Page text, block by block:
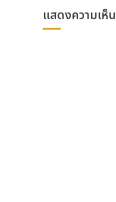
แสดงความเห็น